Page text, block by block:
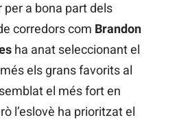
a bona part dels
corredors com Brandon
ha anat seleccionant el
els grans favorits al
el més fort en
l’eslovè ha prioritzat el